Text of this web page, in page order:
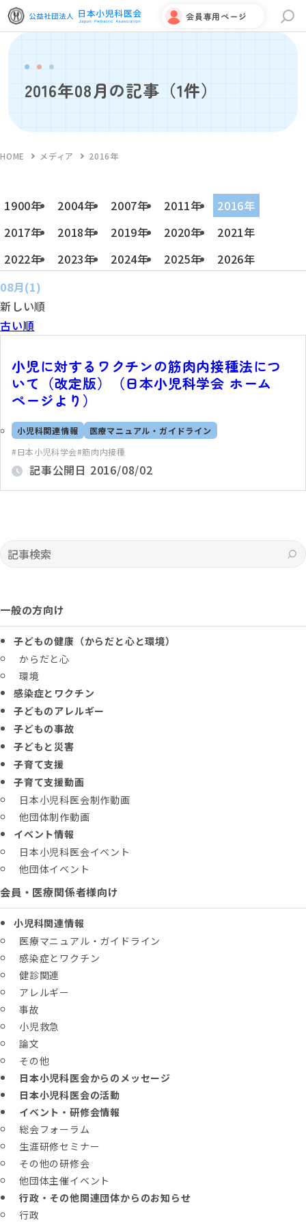
会員専用ページ
2016年08月の記事 （1件）
HOME メディア 2016年
1900年 2004年 2007年 2011年
2016年
2017年
2018年 2019年 2020年
2021年
2022年
2023年 2024年 2025年
2026年
08月(1)
新しい順
古い順
小児に対するワクチンの筋肉内接種法につ
いて（改定版）（日本小児科学会 ホーム
ページより）
小児科関連情報
医療マニュアル・ガイドライン
日本小児科学会 筋肉内接種
記事公開日 2016/08/02
記事検索
一般の方向け
子どもの健康（からだと心と環境）
からだと心
環境
感染症とワクチン
子どものアレルギー
子どもの事故
子どもと災害
子育て支援
子育て支援動画
日本小児科医会制作動画
他団体制作動画
イベント情報
日本小児科医会イベント
他団体イベント
会員・医療関係者様向け
小児科関連情報
医療マニュアル・ガイドライン
感染症とワクチン
健診関連
アレルギー
事故
小児救急
論文
その他
日本小児科医会からのメッセージ
日本小児科医会の活動
イベント・研修会情報
総会フォーラム
生涯研修セミナー
その他の研修会
他団体主催イベント
行政・その他関連団体からのお知らせ
行政